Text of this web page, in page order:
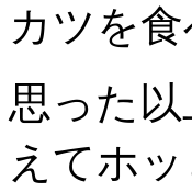
カツを食
思った
えてホ